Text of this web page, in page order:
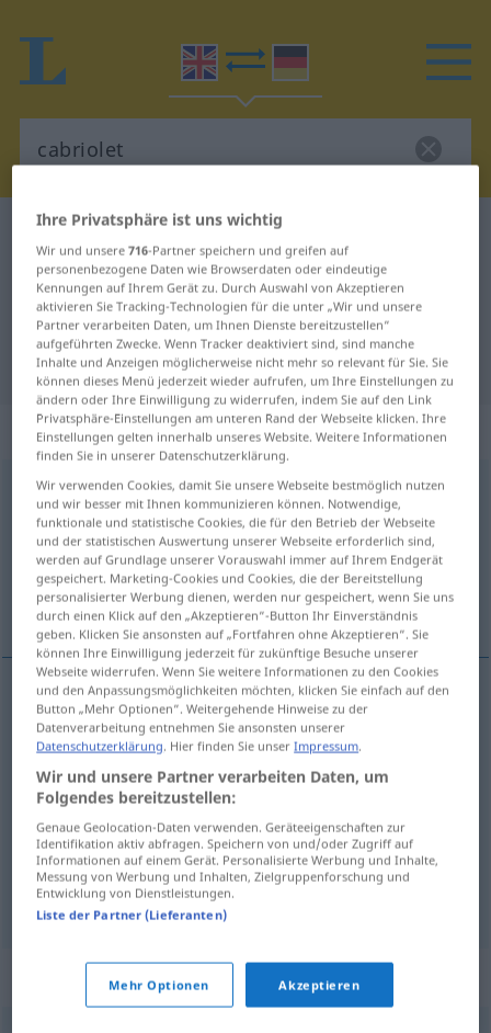
Englisch-Deutsch Wörterbuch
Englisch-Deutsch Übersetzung für
"cabriolet"
"cabriolet" Deutsch Übersetzung
„cabriolet“: noun
cabriolet [kæbrioˈlei; -riə-]s
Übersicht aller Übersetzungen
(Für mehr Details die Übersetzung anklicken/antippen)
Kabriolett
Kabriolettn cabriolet
(carriage) leichter, zweirädriger, Einspänner mit
Klappdach
cabrioletod HIST
Kraftwagen mit zurückklappbarem Verdeck
cabrioletcar
Synonyme für "cabriolet"
Ihre Privatsphäre ist uns wichtig
Wir und unsere716-Partner speichern und greifen auf
personenbezogene Daten wie Browserdaten oder eindeutige
Kennungen auf Ihrem Gerät zu. Durch Auswahl von Akzeptieren
aktivieren Sie Tracking-Technologien für die unter „Wir und unsere
Partner verarbeiten Daten, um Ihnen Dienste bereitzustellen“
aufgeführten Zwecke. Wenn Tracker deaktiviert sind, sind manche
Inhalte und Anzeigen möglicherweise nicht mehr so relevant für Sie. Sie
können dieses Menü jederzeit wieder aufrufen, um Ihre Einstellungen zu
ändern oder Ihre Einwilligung zu widerrufen, indem Sie auf den Link
Privatsphäre-Einstellungen am unteren Rand der Webseite klicken. Ihre
Einstellungen gelten innerhalb unseres Website. Weitere Informationen
finden Sie in unserer Datenschutzerklärung.
Wir verwenden Cookies, damit Sie unsere Webseite bestmöglich nutzen
und wir besser mit Ihnen kommunizieren können. Notwendige,
funktionale und statistische Cookies, die für den Betrieb der Webseite
und der statistischen Auswertung unserer Webseite erforderlich sind,
werden auf Grundlage unserer Vorauswahl immer auf Ihrem Endgerät
gespeichert. Marketing-Cookies und Cookies, die der Bereitstellung
personalisierter Werbung dienen, werden nur gespeichert, wenn Sie uns
durch einen Klick auf den „Akzeptieren“-Button Ihr Einverständnis
geben. Klicken Sie ansonsten auf „Fortfahren ohne Akzeptieren“. Sie
können Ihre Einwilligung jederzeit für zukünftige Besuche unserer
Webseite widerrufen. Wenn Sie weitere Informationen zu den Cookies
und den Anpassungsmöglichkeiten möchten, klicken Sie einfach auf den
Button „Mehr Optionen“. Weitergehende Hinweise zu der
Datenverarbeitung entnehmen Sie ansonsten unserer
Datenschutzerklärung. Hier finden Sie unserImpressum.
Wir und unsere Partner verarbeiten Daten, um
Folgendes bereitzustellen:
Genaue Geolocation-Daten verwenden. Geräteeigenschaften zur
Identifikation aktiv abfragen. Speichern von und/oder Zugriff auf
Informationen auf einem Gerät. Personalisierte Werbung und Inhalte,
Messung von Werbung und Inhalten, Zielgruppenforschung und
Entwicklung von Dienstleistungen.
Liste der Partner (Lieferanten)
Mehr Optionen Akzeptieren